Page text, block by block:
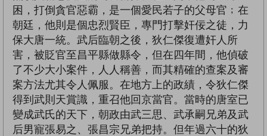
困，打倒貪官惡霸，是一個愛民若子的父母官﹔在
朝廷，他則是個忠烈賢臣，專門打擊奸佞之徒，力
保大唐一統。武后臨朝之後，狄仁傑復遭奸人所
害，被貶官至昌平縣做縣令，但在四年間，他偵破
了不少大小案件，人人稱善，而其精確的查案及審
案方法尤其令人佩服。在地方上的政績，令狄仁傑
得到武則天賞識，重召他回京當官。當時的唐室已
變成武氏的天下，朝政由武三思、武承嗣兄弟及武
后男寵張易之、張昌宗兄弟把持。但年過六十的狄